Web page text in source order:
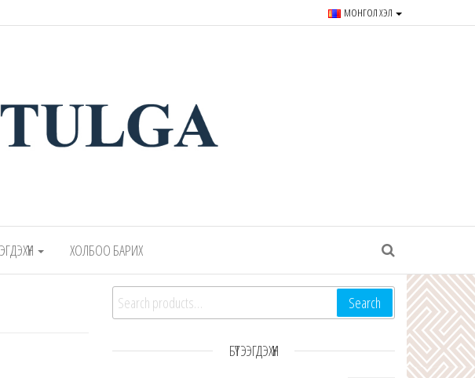
МОНГОЛ ХЭЛ
manufacturer of leather souvenirs and goods since
ХОЛБОО БАРИХ
Search for: Search
БҮТЭЭГДЭХҮҮН